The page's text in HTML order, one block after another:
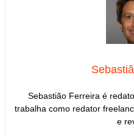
Sebastião Ferreira é
trabalha como redator
e